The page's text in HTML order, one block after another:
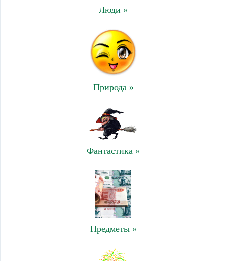
Люди »
Природа »
Фантастика »
Предметы »